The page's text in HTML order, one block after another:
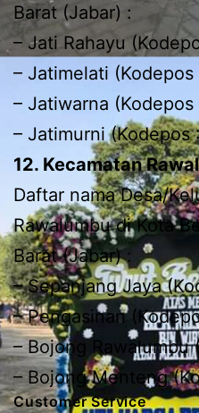
Barat (Jabar) :
– Jati Rahayu
– Jatimelati (Kodepos
– Jatiwarna (Kodepos
– Jatimurni (Kodepos
12. Kecamatan
Daftar nama Desa/
Rawalumbu di Kota
Barat (Jabar) :
– Sepanjang Jaya
– Pengasinan
– Bojong Rawalumbu
– Bojong Menteng
Customer Service